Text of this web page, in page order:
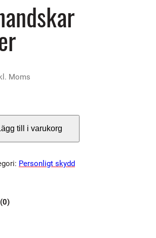
Moms
till i varukorg
Personligt skydd